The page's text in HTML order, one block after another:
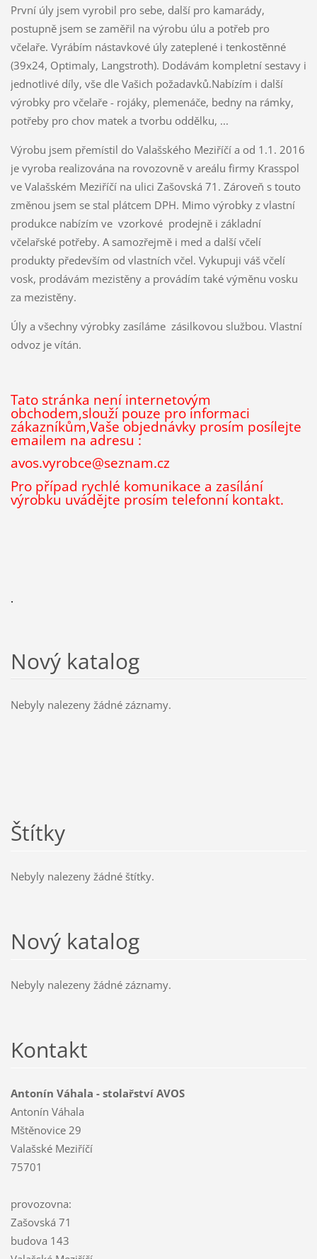
První úly jsem vyrobil pro sebe, další pro kamarády,
postupně jsem se zaměřil na výrobu úlu a potřeb pro
včelaře. Vyrábím nástavkové úly zateplené i tenkostěnné
(39x24, Optimaly, Langstroth). Dodávám kompletní sestavy i
jednotlivé díly, vše dle Vašich požadavků.Nabízím i další
výrobky pro včelaře - rojáky, plemenáče, bedny na rámky,
potřeby pro chov matek a tvorbu oddělku, ...
Výrobu jsem přemístil do Valašského Meziříčí a od 1.1. 2016
je vyroba realizována na rovozovně v areálu firmy Krasspol
ve Valašském Meziříčí na ulici Zašovská 71. Zároveň s touto
změnou jsem se stal plátcem DPH. Mimo výrobky z vlastní
produkce nabízím ve vzorkové prodejně i základní
včelařské potřeby. A samozřejmě i med a další včelí
produkty především od vlastních včel. Vykupuji váš včelí
vosk, prodávám mezistěny a provádím také výměnu vosku
za mezistěny.
Úly a všechny výrobky zasíláme zásilkovou službou. Vlastní
odvoz je vítán.
Tato stránka není internetovým
obchodem,slouží pouze pro informaci
zákazníkům,Vaše objednávky prosím posílejte
emailem na adresu :
avos.vyrobce@seznam.cz
Pro případ rychlé komunikace a zasílání
výrobku uvádějte prosím telefonní kontakt.
.
Nový katalog
Nebyly nalezeny žádné záznamy.
Štítky
Nebyly nalezeny žádné štítky.
Nový katalog
Nebyly nalezeny žádné záznamy.
Kontakt
Antonín Váhala - stolařství AVOS
Antonín Váhala
Mštěnovice 29
Valašské Meziříčí
75701
provozovna:
Zašovská 71
budova 143